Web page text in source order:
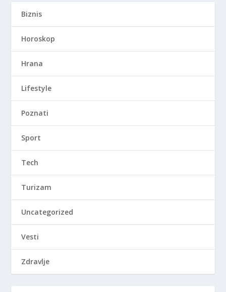
Biznis
Horoskop
Hrana
Lifestyle
Poznati
Sport
Tech
Turizam
Uncategorized
Vesti
Zdravlje